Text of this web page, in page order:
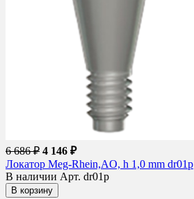
6 686 ₽ 4 146 ₽
Локатор Meg-Rhein,AO, h 1,0 mm dr01p
В наличии Арт. dr01p
В корзину